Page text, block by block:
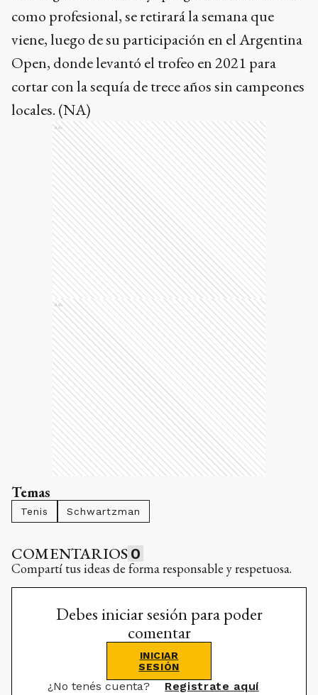
locales. (NA)
Ads
Schwartzman
COMENTARIOS0
Compartí tus ideas de forma responsable y respetuosa.
Debes iniciar sesión para poder
INICIAR
SESIÓN
¿No tenés cuenta? Registrate aquí